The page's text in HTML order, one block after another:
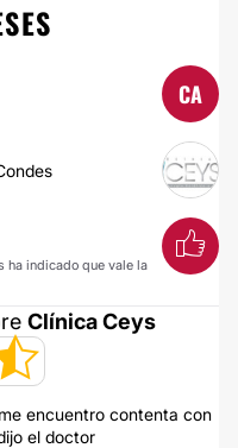
CA
ha indicado que vale la
Clínica Ceys
encuentro contenta con
el doctor